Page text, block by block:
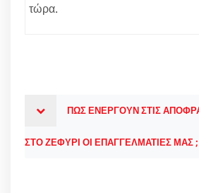
τώρα.
ΠΩΣ ΕΝΕΡΓΟΥΝ ΣΤΙΣ
ΣΤΟ ΖΕΦΥΡΙ ΟΙ ΕΠΑΓΓΕΛΜΑΤΙΕΣ ΜΑΣ ;